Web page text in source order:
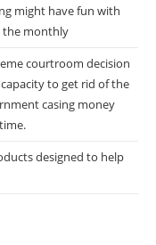
might have fun with
the monthly
courtroom decision
to get rid of the
casing money
designed to help